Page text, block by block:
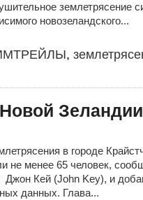
землетрясение
новозеландского...
,
в городе
не менее 65 человек,
Кей (John Key), и
данных. Глава...